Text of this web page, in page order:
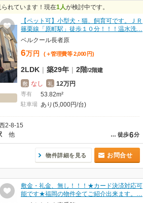
られています！現在1人が検討中です。
【ペット可】小型犬・猫、飼育可です。ＪＲ
篠栗線「原町駅」徒歩１０分！！！温水洗…
ベルクール長者原
6万 円 (＋管理費等 2,000 円)
2LDK | 築29年 | 2階/2階建
敷 なし 礼 12万円
専有 53.82m²
駐車場 あり(5,000円/台)
2-8-15
… 徒歩6分
他
物件詳細を見る お問合せ
敷金・礼金、無し！！！★カード決済対応可
能です★福岡の物件全てご紹介出来ます。…